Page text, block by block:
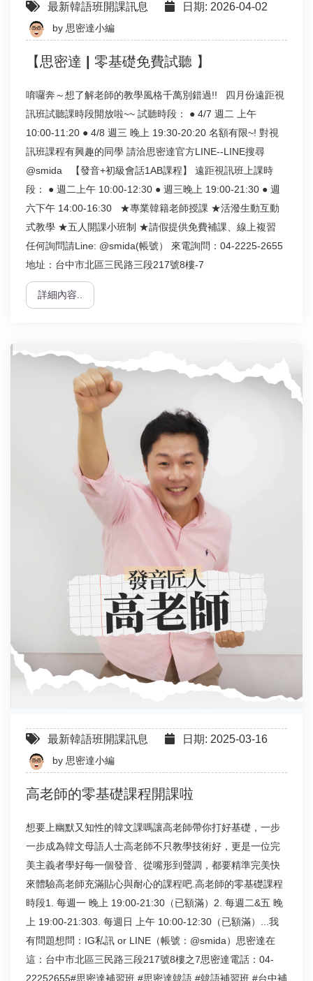
最新韓語班開課訊息 日期: 2026-04-02
by 思密達小編
【思密達 | 零基礎免費試聽 】
唷囉奔～想了解老師的教學風格千萬別錯過!! 四月份遠距視
訊班試聽課時段開放啦~~ 試聽時段： ● 4/7 週二 上午
10:00-11:20 ● 4/8 週三 晚上 19:30-20:20 名額有限~! 對視
訊班課程有興趣的同學 請洽思密達官方LINE--LINE搜尋
@smida 【發音+初級會話1AB課程】 遠距視訊班上課時
段： ● 週二上午 10:00-12:30 ● 週三晚上 19:00-21:30 ● 週
六下午 14:00-16:30 ★專業韓籍老師授課 ★活潑生動互動
式教學 ★五人開課小班制 ★請假提供免費補課、線上複習
任何詢問請Line: @smida(帳號） 來電詢問：04-2225-2655
地址：台中市北區三民路三段217號8樓-7
詳細內容..
最新韓語班開課訊息 日期: 2025-03-16
by 思密達小編
高老師的零基礎課程開課啦
想要上幽默又知性的韓文課嗎讓高老師帶你打好基礎，一步
一步成為韓文母語人士高老師不只教學技術好，更是一位完
美主義者學好每一個發音、從嘴形到聲調，都要精準完美快
來體驗高老師充滿貼心與耐心的課程吧.高老師的零基礎課程
時段1. 每週一 晚上 19:00-21:30（已額滿）2. 每週二&五 晚
上 19:00-21:303. 每週日 上午 10:00-12:30（已額滿）...我
有問題想問：IG私訊 or LINE（帳號：@smida）思密達在
這：台中市北區三民路三段217號8樓之7思密達電話：04-
22252655#思密達補習班 #思密達韓語 #韓語補習班 #台中補